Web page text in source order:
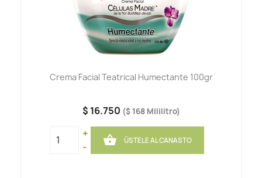
Crema Facial Teatrical Humectante 100gr
$ 16.750 ($ 168 Mililitro)
+
-
 ÚSTELE AL CANASTO